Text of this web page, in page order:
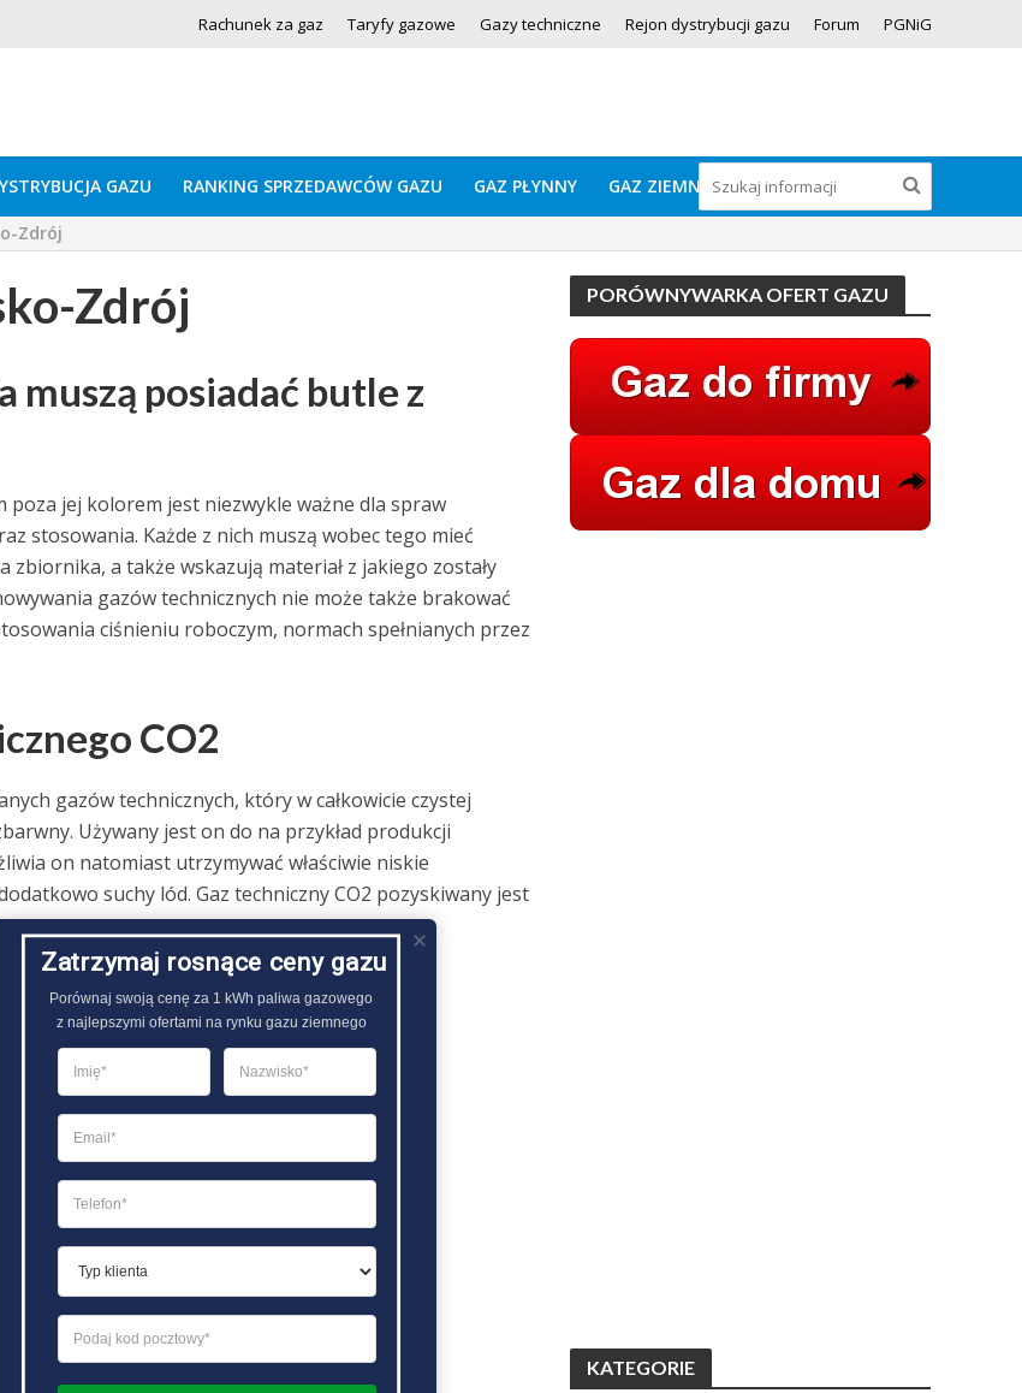
Rachunek za gaz Taryfy gazowe Gazy techniczne Rejon dystrybucji gazu Forum PGNiG
GAZU RANKING SPRZEDAWCÓW GAZU GAZ PŁYNNY GAZ ZIEMNY
Zdrój
Zdrój
muszą posiadać butle z
jej kolorem jest niezwykle ważne dla spraw
stosowania. Każde z nich muszą wobec tego mieć
a także wskazują materiał z jakiego zostały
gazów technicznych nie może także brakować
ciśnieniu roboczym, normach spełnianych przez
CO2
gazów technicznych, który w całkowicie czystej
Używany jest on do na przykład produkcji
on natomiast utrzymywać właściwie niskie
suchy lód. Gaz techniczny CO2 pozyskiwany jest
PORÓWNYWARKA OFERT GAZU
KATEGORIE
Zatrzymaj rosnące ceny gazu
Porównaj swoją cenę za 1 kWh paliwa gazowego
z najlepszymi ofertami na rynku gazu ziemnego